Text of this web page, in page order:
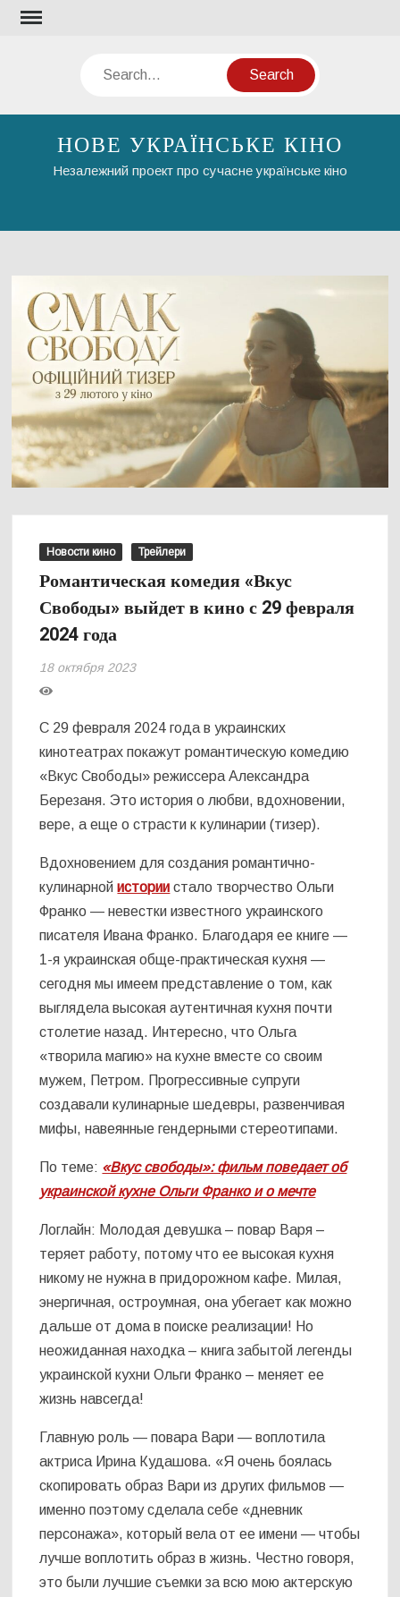
Skip
Search
НОВЕ УКРАЇНСЬКЕ КІНО
Незалежний проект про сучасне українське кіно
Новости кино Трейлери
Романтическая комедия «Вкус
Свободы» выйдет в кино с 29 февраля
2024 года
18 октября 2023
С 29 февраля 2024 года в украинских
кинотеатрах покажут романтическую комедию
«Вкус Свободы» режиссера Александра
Березаня. Это история о любви, вдохновении,
вере, а еще о страсти к кулинарии (тизер).
Вдохновением для создания романтично-
кулинарнойистории стало творчество Ольги
Франко — невестки известного украинского
писателя Ивана Франко. Благодаря ее книге —
1-я украинская обще-практическая кухня —
сегодня мы имеем представление о том, как
выглядела высокая аутентичная кухня почти
столетие назад. Интересно, что Ольга
«творила магию» на кухне вместе со своим
мужем, Петром. Прогрессивные супруги
создавали кулинарные шедевры, развенчивая
мифы, навеянные гендерными стереотипами.
По теме: «Вкус свободы»: фильм поведает об
украинской кухне Ольги Франко и о мечте
Логлайн: Молодая девушка – повар Варя –
теряет работу, потому что ее высокая кухня
никому не нужна в придорожном кафе. Милая,
энергичная, остроумная, она убегает как можно
дальше от дома в поиске реализации! Но
неожиданная находка – книга забытой легенды
украинской кухни Ольги Франко – меняет ее
жизнь навсегда!
Главную роль — повара Вари — воплотила
актриса Ирина Кудашова. «Я очень боялась
скопировать образ Вари из других фильмов —
именно поэтому сделала себе «дневник
персонажа», который вела от ее имени — чтобы
лучше воплотить образ в жизнь. Честно говоря,
это были лучшие съемки за всю мою актерскую